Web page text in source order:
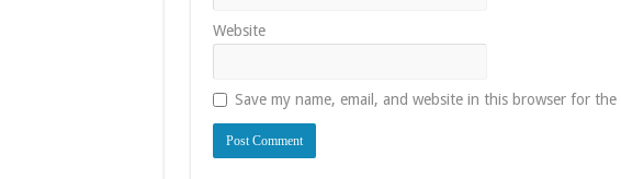
Website
Save my name, email, and website in this browser for